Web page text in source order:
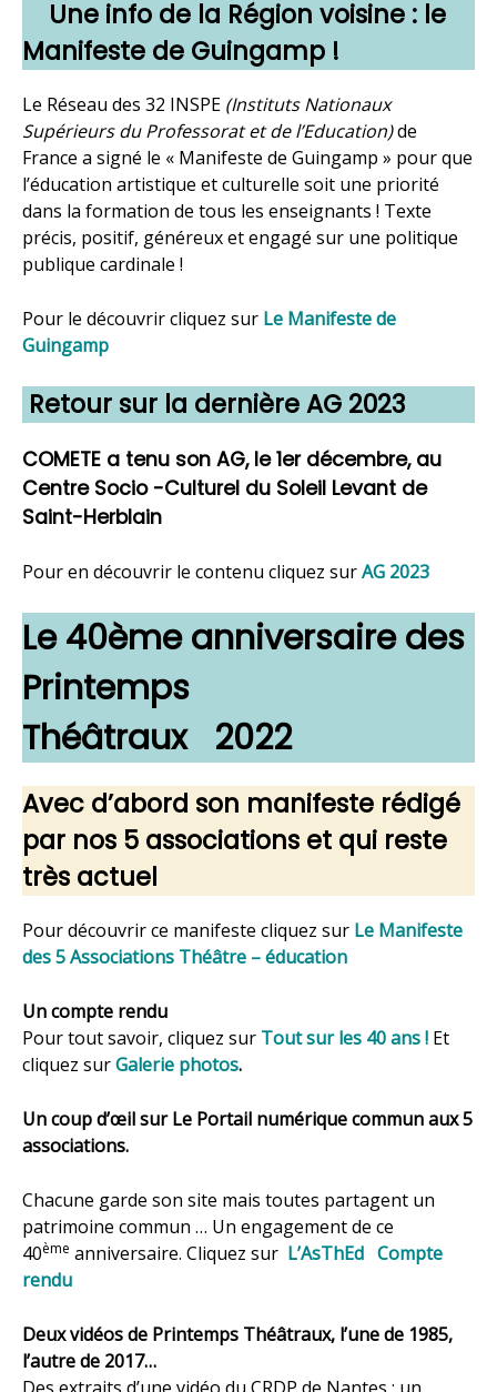
Une info de la Région voisine : le
Manifeste de Guingamp !
Le Réseau des 32 INSPE (Instituts Nationaux
Supérieurs du Professorat et de l’Education)de
France a signé le « Manifeste de Guingamp » pour que
l’éducation artistique et culturelle soit une priorité
dans la formation de tous les enseignants ! Texte
précis, positif, généreux et engagé sur une politique
publique cardinale !
Pour le découvrir cliquez sur Le Manifeste de
Guingamp
Retour sur la dernière AG 2023
COMETE a tenu son AG, le 1er décembre, au
Centre Socio -Culturel du Soleil Levant de
Saint-Herblain
Pour en découvrir le contenu cliquez surAG 2023
Le40ème anniversaire des
Printemps
Théâtraux 2022
Avec d’abord son manifeste rédigé
par nos 5 associations et qui reste
très actuel
Pour découvrir ce manifeste cliquez sur Le Manifeste
des 5 Associations Théâtre – éducation
Un compte rendu
Pour tout savoir, cliquez sur Tout sur les 40 ans ! Et
cliquez surGalerie photos.
Un coup d’œil sur Le Portail numérique commun aux 5
associations.
Chacune garde son site mais toutes partagent un
patrimoine commun … Un engagement de ce
40ème anniversaire. Cliquez sur L’AsThEd Compte
rendu
Deux vidéos de Printemps Théâtraux, l’une de 1985,
l’autre de 2017…